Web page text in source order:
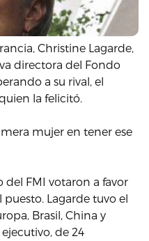
Christine Lagarde,
directora del Fondo
a su rival, el
la felicitó.
mujer en tener ese
del FMI votaron a favor
Lagarde tuvo el
Brasil, China y
de 24